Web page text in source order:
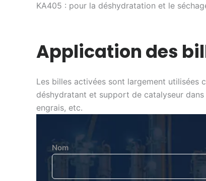
KA405 : pour la déshydratation et le
Application des
Les billes activées sont largement utilisées
déshydratant et support de catalyseur
engrais, etc.
Nom